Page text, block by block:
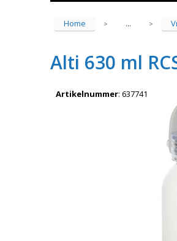
Home > ... >
Alti 630 ml
Artikelnummer: 637741